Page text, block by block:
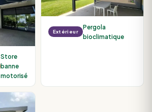
Store
banne
motorisé
Extérieur
Pergola
bioclimatique